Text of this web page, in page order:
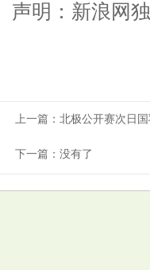
声明：新浪网
上一篇： 北极公开赛次日
下一篇：没有了